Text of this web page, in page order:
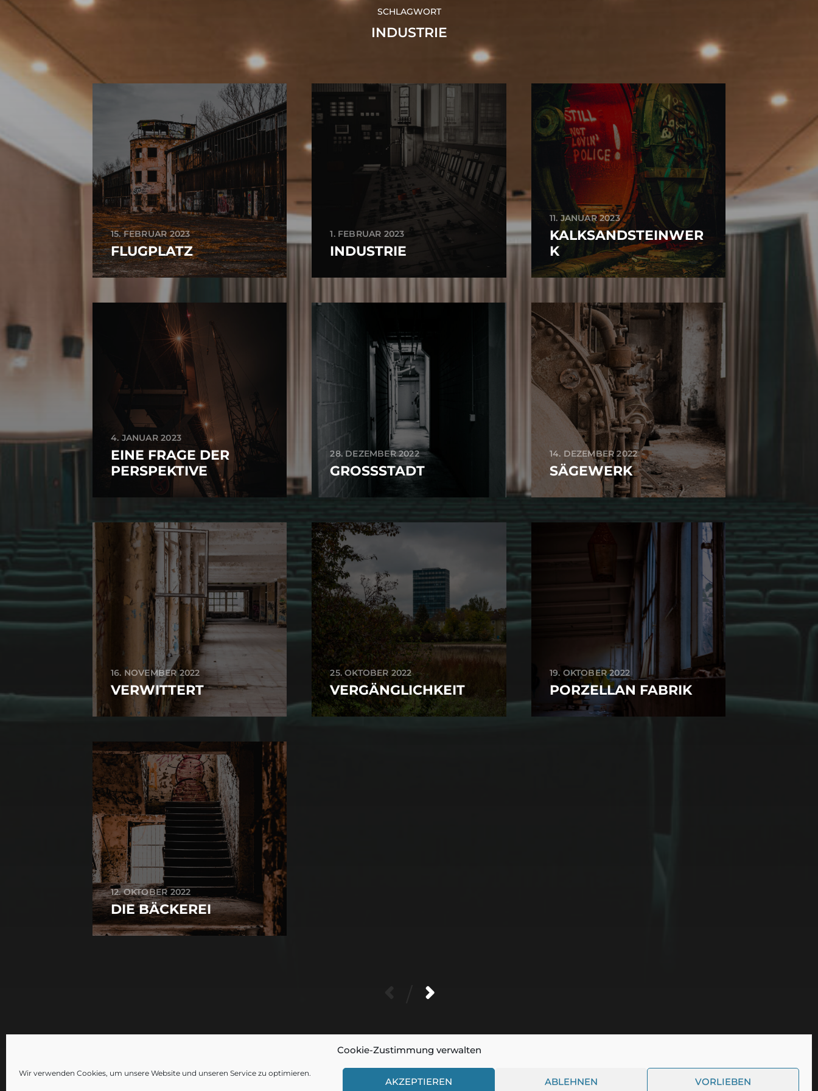
Cookie-Zustimmung verwalten
Wir verwenden Cookies, um unsere Website und unseren Service zu optimieren.
AKZEPTIEREN ABLEHNEN VORLIEBEN
SCHLAGWORT
INDUSTRIE
15. FEBRUAR 2023
FLUGPLATZ
1. FEBRUAR 2023
INDUSTRIE
11. JANUAR 2023
KALKSANDSTEINWER
K
4. JANUAR 2023
EINE FRAGE DER
PERSPEKTIVE
28. DEZEMBER 2022
GROSSSTADT
14. DEZEMBER 2022
SÄGEWERK
16. NOVEMBER 2022
VERWITTERT
25. OKTOBER 2022
VERGÄNGLICHKEIT
19. OKTOBER 2022
PORZELLAN FABRIK
12. OKTOBER 2022
DIE BÄCKEREI
© 2026DER RUINENTOURIST
THEMA VONANDERS NORÉN